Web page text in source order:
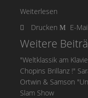
Weiterlesen
Drucken
E-Mail
Weitere
"Weltklassik am
Chopins Brillanz !"
Ortwin & Samson
Slam Show